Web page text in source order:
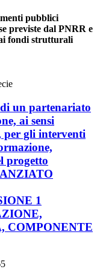
pubblici
previste dal PNRR e
fondi strutturali
un partenariato
ai sensi
per gli interventi
progetto
1
COMPONENTE